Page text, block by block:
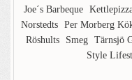
Joe´s Barbeque
Norstedts Per Morberg
Röshults
Smeg Tärnsjö
Style